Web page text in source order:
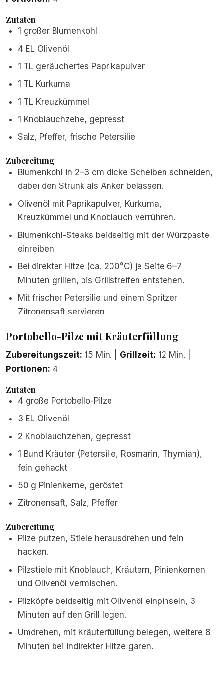
Zutaten
1 großer Blumenkohl
4 EL Olivenöl
1 TL geräuchertes Paprikapulver
1 TL Kurkuma
1 TL Kreuzkümmel
1 Knoblauchzehe, gepresst
Salz, Pfeffer, frische Petersilie
Zubereitung
Blumenkohl in 2–3 cm dicke Scheiben schneiden,
dabei den Strunk als Anker belassen.
Olivenöl mit Paprikapulver, Kurkuma,
Kreuzkümmel und Knoblauch verrühren.
Blumenkohl-Steaks beidseitig mit der Würzpaste
einreiben.
Bei direkter Hitze (ca. 200°C) je Seite 6–7
Minuten grillen, bis Grillstreifen entstehen.
Mit frischer Petersilie und einem Spritzer
Zitronensaft servieren.
Portobello-Pilze mit Kräuterfüllung
Zubereitungszeit: 15 Min. | Grillzeit: 12 Min. |
Portionen: 4
Zutaten
4 große Portobello-Pilze
3 EL Olivenöl
2 Knoblauchzehen, gepresst
1 Bund Kräuter (Petersilie, Rosmarin, Thymian),
fein gehackt
50 g Pinienkerne, geröstet
Zitronensaft, Salz, Pfeffer
Zubereitung
Pilze putzen, Stiele herausdrehen und fein
hacken.
Pilzstiele mit Knoblauch, Kräutern, Pinienkernen
und Olivenöl vermischen.
Pilzköpfe beidseitig mit Olivenöl einpinseln, 3
Minuten auf den Grill legen.
Umdrehen, mit Kräuterfüllung belegen, weitere 8
Minuten bei indirekter Hitze garen.